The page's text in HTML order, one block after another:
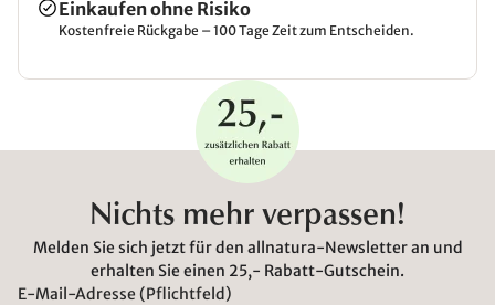
Einkaufen ohne Risiko
Kostenfreie Rückgabe – 100 Tage Zeit zum Entscheiden.
Nichts mehr verpassen!
Melden Sie sich jetzt für den allnatura-Newsletter an und
erhalten Sie einen 25,- Rabatt-Gutschein.
E-Mail-Adresse (Pflichtfeld)